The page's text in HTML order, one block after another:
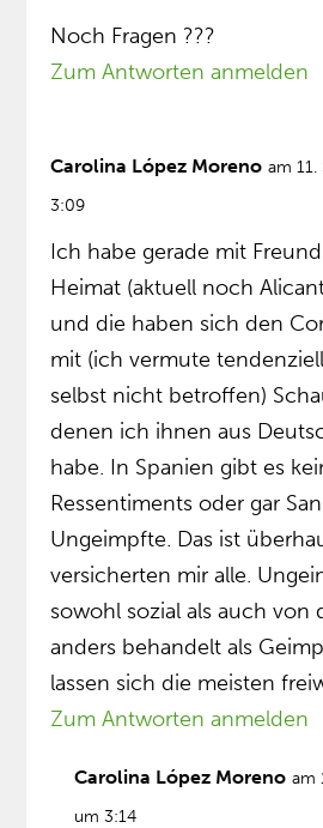
Noch Fragen ???
Zum Antworten anmelden
Carolina López Moreno am
3:09
Ich habe gerade mit
Heimat (aktuell noch
und die haben sich den
mit (ich vermute
selbst nicht betroffen)
denen ich ihnen aus
habe. In Spanien gibt es
Ressentiments oder gar
Ungeimpfte. Das ist
versicherten mir alle.
sowohl sozial als auch von
anders behandelt als
lassen sich die meisten
Zum Antworten anmelden
Carolina López Moreno am
um 3:14